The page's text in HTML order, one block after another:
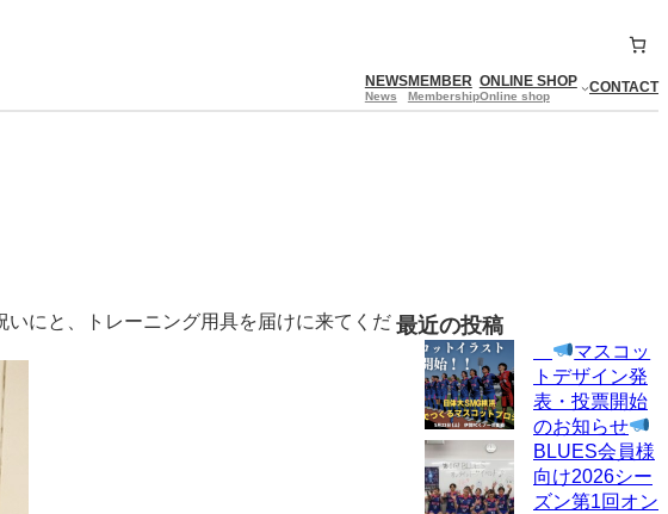
NEWS
News
MEMBER
Membership
ONLINE SHOP
Online shop CONTACT
にと、トレーニング用具を届けに来てくだ 最近の投稿
マスコッ
トデザイン発
表・投票開始
のお知らせ
BLUES会員様
向け2026シー
ズン第1回オン